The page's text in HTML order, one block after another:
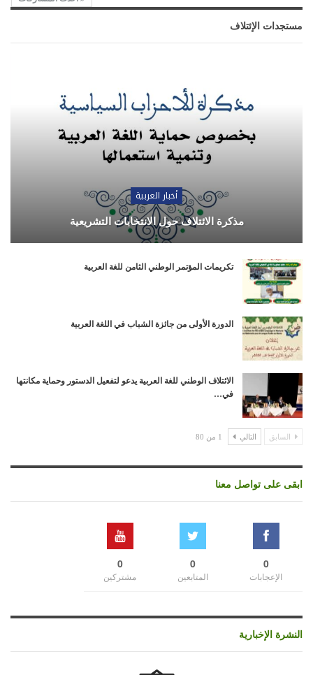
مستجدات الإئتلاف
أخبار العربية
مذكرة الائتلاف حول الانتخابات التشريعية
تكريمات المؤتمر الوطني الثامن للغة العربية
الدورة الأولى من جائزة الشباب في اللغة العربية
الائتلاف الوطني للغة العربية يدعو لتفعيل الدستور وحماية مكانتها
في…
السابق التالي 1 من 80
ابقى على تواصل معنا
0
الإعجابات
0
المتابعين
0
مشتركين
النشرة الإخبارية